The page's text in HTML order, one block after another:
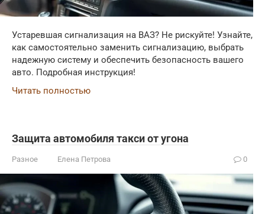
Устаревшая сигнализация на ВАЗ? Не рискуйте! Узнайте,
как самостоятельно заменить сигнализацию, выбрать
надежную систему и обеспечить безопасность вашего
авто. Подробная инструкция!
Читать полностью
Защита автомобиля такси от угона
Разное Елена Петрова 0